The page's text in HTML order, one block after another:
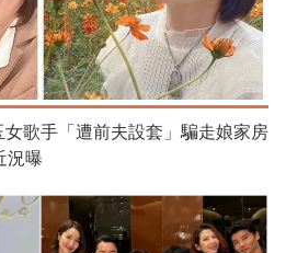
歌手「遭前夫設套」騙走娘家房
況曝